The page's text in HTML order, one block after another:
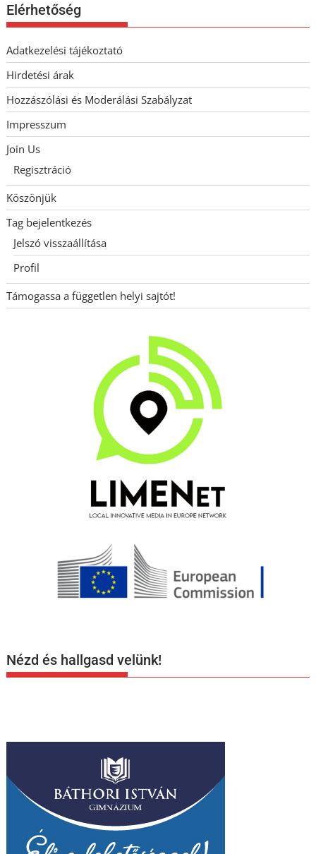
Elérhetőség
Adatkezelési tájékoztató
Hirdetési árak
Hozzászólási és Moderálási Szabályzat
Impresszum
Join Us
Regisztráció
Köszönjük
Tag bejelentkezés
Jelszó visszaállítása
Profil
Támogassa a független helyi sajtót!
Nézd és hallgasd velünk!